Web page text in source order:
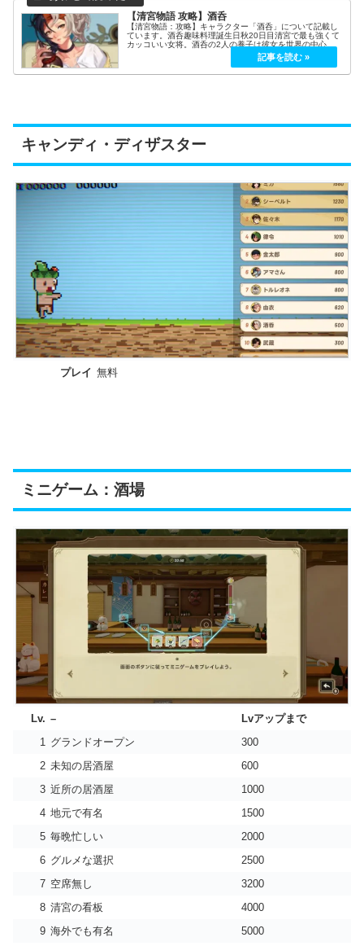
【清宮物語 攻略】酒呑
【清宮物語：攻略】キャラクター「酒呑」について記載し
ています。酒呑趣味料理誕生日秋20日目清宮で最も強くて
カッコいい女将。酒呑の2人の養子は彼女を世界の中心に
立つだろう。酒呑は清宮のすべての秘密を守り、みんなが
キャンディ・ディザスター
プレイ 無料
ミニゲーム：酒場
Lv. –
Lvアップまで
1 グランドオープン
300
2 未知の居酒屋
600
3 近所の居酒屋
1000
4 地元で有名
1500
5 毎晩忙しい
2000
6 グルメな選択
2500
7 空席無し
3200
8 清宮の看板
4000
9 海外でも有名
5000